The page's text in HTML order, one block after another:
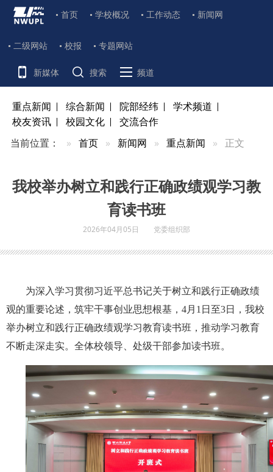
首页 学校概况 工作动态 新闻网
二级网站 校报 专题网站
新媒体 搜索 频道
重点新闻 综合新闻 院部经纬
学术频道
校友资讯
校园文化
交流合作
当前位置：
首页 新闻网 重点新闻 正文
我校举办树立和践行正确政绩观学习教
育读书班
2026年04月05日 党委组织部
为深入学习贯彻习近平总书记关于树立和践行正确政绩
观的重要论述，筑牢干事创业思想根基，4月1日至3日，我校
举办树立和践行正确政绩观学习教育读书班，推动学习教育
不断走深走实。全体校领导、处级干部参加读书班。